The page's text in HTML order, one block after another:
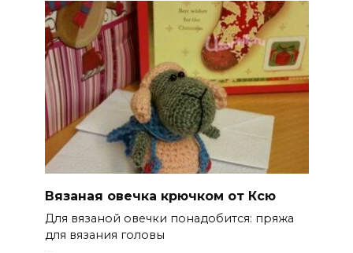
Вязаная овечка крючком от Ксю
Для вязаной овечки понадобится: пряжа
для вязания головы